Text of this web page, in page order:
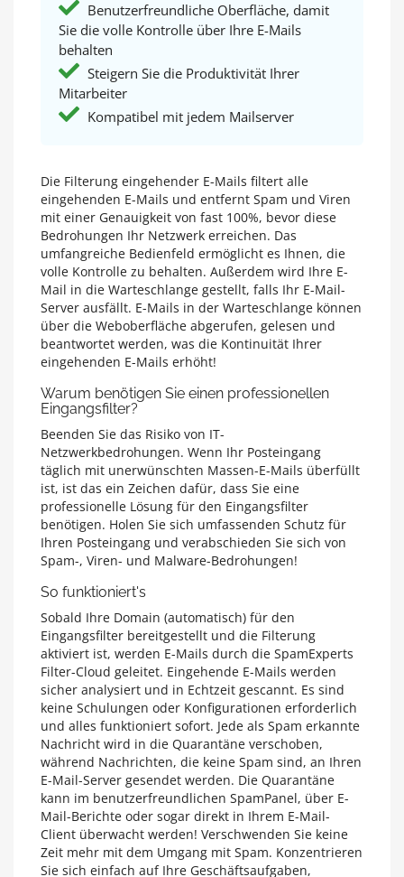
Benutzerfreundliche Oberfläche, damit
Sie die volle Kontrolle über Ihre E-Mails
behalten
Steigern Sie die Produktivität Ihrer
Mitarbeiter
Kompatibel mit jedem Mailserver
Die Filterung eingehender E-Mails filtert alle
eingehenden E-Mails und entfernt Spam und Viren
mit einer Genauigkeit von fast 100%, bevor diese
Bedrohungen Ihr Netzwerk erreichen. Das
umfangreiche Bedienfeld ermöglicht es Ihnen, die
volle Kontrolle zu behalten. Außerdem wird Ihre E-
Mail in die Warteschlange gestellt, falls Ihr E-Mail-
Server ausfällt. E-Mails in der Warteschlange können
über die Weboberfläche abgerufen, gelesen und
beantwortet werden, was die Kontinuität Ihrer
eingehenden E-Mails erhöht!
Warum benötigen Sie einen professionellen
Eingangsfilter?
Beenden Sie das Risiko von IT-
Netzwerkbedrohungen. Wenn Ihr Posteingang
täglich mit unerwünschten Massen-E-Mails überfüllt
ist, ist das ein Zeichen dafür, dass Sie eine
professionelle Lösung für den Eingangsfilter
benötigen. Holen Sie sich umfassenden Schutz für
Ihren Posteingang und verabschieden Sie sich von
Spam-, Viren- und Malware-Bedrohungen!
So funktioniert's
Sobald Ihre Domain (automatisch) für den
Eingangsfilter bereitgestellt und die Filterung
aktiviert ist, werden E-Mails durch die SpamExperts
Filter-Cloud geleitet. Eingehende E-Mails werden
sicher analysiert und in Echtzeit gescannt. Es sind
keine Schulungen oder Konfigurationen erforderlich
und alles funktioniert sofort. Jede als Spam erkannte
Nachricht wird in die Quarantäne verschoben,
während Nachrichten, die keine Spam sind, an Ihren
E-Mail-Server gesendet werden. Die Quarantäne
kann im benutzerfreundlichen SpamPanel, über E-
Mail-Berichte oder sogar direkt in Ihrem E-Mail-
Client überwacht werden! Verschwenden Sie keine
Zeit mehr mit dem Umgang mit Spam. Konzentrieren
Sie sich einfach auf Ihre Geschäftsaufgaben,